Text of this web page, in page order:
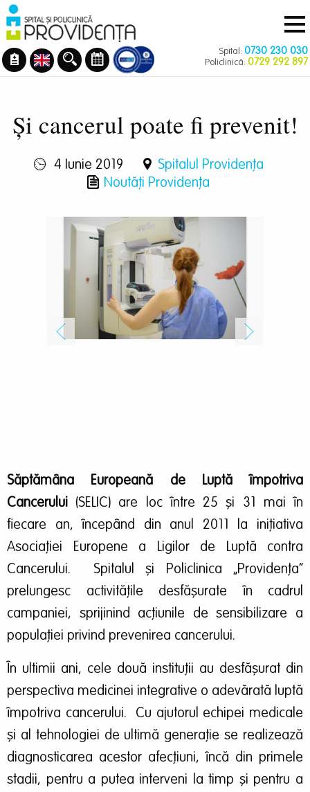
Mergi
la
conţinutul
principal
Navigare
principală
Spital: 0730 230 030
Policlinică: 0729 292 897
Și cancerul poate fi prevenit!
4 Iunie 2019
Spitalul Providența
Noutăți Providența
Săptămâna Europeană de Luptă împotriva
Cancerului (SELIC) are loc între 25 și 31 mai în
fiecare an, începând din anul 2011 la inițiativa
Asociației Europene a Ligilor de Luptă contra
Cancerului. Spitalul și Policlinica „Providența”
prelungesc activitățile desfășurate în cadrul
campaniei, sprijinind acțiunile de sensibilizare a
populației privind prevenirea cancerului.
În ultimii ani, cele două instituții au desfășurat din
perspectiva medicinei integrative o adevărată luptă
împotriva cancerului. Cu ajutorul echipei medicale
şi al tehnologiei de ultimă generație se realizează
diagnosticarea acestor afecțiuni, încă din primele
stadii, pentru a putea interveni la timp și pentru a